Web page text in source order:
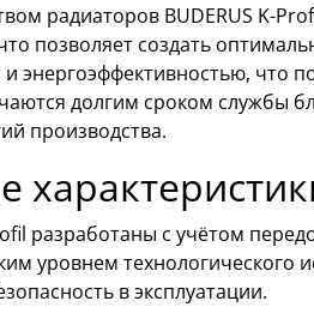
радиаторов BUDERUS K-
позволяет создать
энергоэффективностью, что
долгим сроком службы
производства.
разработаны с учётом
уровнем технологического
в эксплуатации.